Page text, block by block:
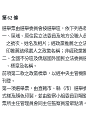
第 62 條
選舉票由選舉委員會按選舉區，依下列各
一、區域、原住民立法委員及地方公職人
之號次、姓名及相片；經政黨推薦之立
印推薦該候選人之政黨名稱；非經政黨
二、全國不分區及僑居國外國民立法委員
    、標章及名稱。
前項第二款之政黨標章，以經中央主管機
刊登。
第一項選舉票，由直轄市、縣（市）選舉
式樣及顏色印製，並由監察小組委員到場
票所主任管理員會同主任監察員當眾點清。